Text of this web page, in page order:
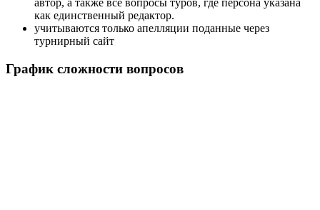
как единственный редактор.
учитываются только апелляции поданные через
турнирный сайт
График сложности вопросов